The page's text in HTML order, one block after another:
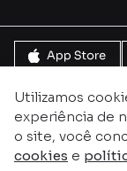
Utilizamos
experiência de
o site, você
cookies e